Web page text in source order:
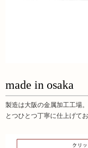
made in osaka
製造は大阪の金属加工工場
とつひとつ丁寧に仕上げてお